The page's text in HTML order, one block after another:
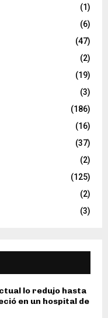
(1)
(6)
(47)
(2)
(19)
(3)
(186)
(16)
(37)
(2)
(125)
(2)
(3)
lo redujo hasta
en un hospital de